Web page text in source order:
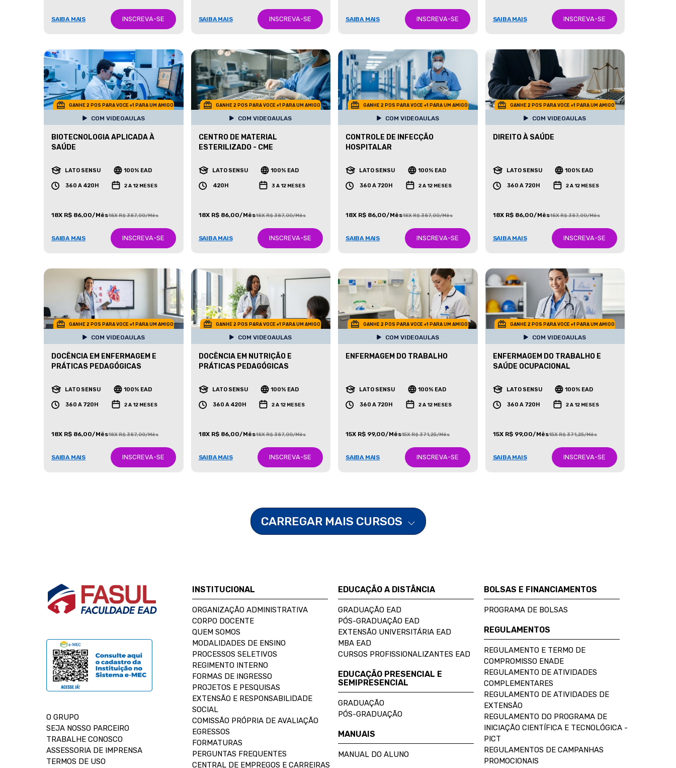
SAIBA MAIS INSCREVA-SE SAIBA MAIS INSCREVA-SE SAIBA MAIS INSCREVA-SE SAIBA MAIS INSCREVA-SE
GANHE 2 POS PARA VOCE +1 PARA UM AMIGO
COM VIDEOAULAS
BIOTECNOLOGIA APLICADA À
SAÚDE
LATO SENSU 100% EAD
360 A 420H 2 A 12 MESES
18X R$ 86,00/Mês18X R$ 387,00/Mês
SAIBA MAIS INSCREVA-SE
GANHE 2 POS PARA VOCE +1 PARA UM AMIGO
COM VIDEOAULAS
CENTRO DE MATERIAL
ESTERILIZADO - CME
LATO SENSU 100% EAD
420H 3 A 12 MESES
18X R$ 86,00/Mês18X R$ 387,00/Mês
SAIBA MAIS INSCREVA-SE
GANHE 2 POS PARA VOCE +1 PARA UM AMIGO
COM VIDEOAULAS
CONTROLE DE INFECÇÃO
HOSPITALAR
LATO SENSU 100% EAD
360 A 720H 2 A 12 MESES
18X R$ 86,00/Mês18X R$ 387,00/Mês
SAIBA MAIS INSCREVA-SE
GANHE 2 POS PARA VOCE +1 PARA UM AMIGO
COM VIDEOAULAS
DIREITO À SAÚDE
LATO SENSU 100% EAD
360 A 720H 2 A 12 MESES
18X R$ 86,00/Mês18X R$ 387,00/Mês
SAIBA MAIS INSCREVA-SE
GANHE 2 POS PARA VOCE +1 PARA UM AMIGO
COM VIDEOAULAS
DOCÊNCIA EM ENFERMAGEM E
PRÁTICAS PEDAGÓGICAS
LATO SENSU 100% EAD
360 A 720H 2 A 12 MESES
18X R$ 86,00/Mês18X R$ 387,00/Mês
SAIBA MAIS INSCREVA-SE
GANHE 2 POS PARA VOCE +1 PARA UM AMIGO
COM VIDEOAULAS
DOCÊNCIA EM NUTRIÇÃO E
PRÁTICAS PEDAGÓGICAS
LATO SENSU 100% EAD
360 A 420H 2 A 12 MESES
18X R$ 86,00/Mês18X R$ 387,00/Mês
SAIBA MAIS INSCREVA-SE
GANHE 2 POS PARA VOCE +1 PARA UM AMIGO
COM VIDEOAULAS
ENFERMAGEM DO TRABALHO
LATO SENSU 100% EAD
360 A 720H 2 A 12 MESES
15X R$ 99,00/Mês15X R$ 371,25/Mês
SAIBA MAIS INSCREVA-SE
GANHE 2 POS PARA VOCE +1 PARA UM AMIGO
COM VIDEOAULAS
ENFERMAGEM DO TRABALHO E
SAÚDE OCUPACIONAL
LATO SENSU 100% EAD
360 A 720H 2 A 12 MESES
15X R$ 99,00/Mês15X R$ 371,25/Mês
SAIBA MAIS INSCREVA-SE
CARREGAR MAIS CURSOS
O GRUPO
SEJA NOSSO PARCEIRO
TRABALHE CONOSCO
ASSESSORIA DE IMPRENSA
TERMOS DE USO
INSTITUCIONAL
ORGANIZAÇÃO ADMINISTRATIVA
CORPO DOCENTE
QUEM SOMOS
MODALIDADES DE ENSINO
PROCESSOS SELETIVOS
REGIMENTO INTERNO
FORMAS DE INGRESSO
PROJETOS E PESQUISAS
EXTENSÃO E RESPONSABILIDADE
SOCIAL
COMISSÃO PRÓPRIA DE AVALIAÇÃO
EGRESSOS
FORMATURAS
PERGUNTAS FREQUENTES
CENTRAL DE EMPREGOS E CARREIRAS
EDUCAÇÃO A DISTÂNCIA
GRADUAÇÃO EAD
PÓS-GRADUAÇÃO EAD
EXTENSÃO UNIVERSITÁRIA EAD
MBA EAD
CURSOS PROFISSIONALIZANTES EAD
EDUCAÇÃO PRESENCIAL E
SEMIPRESENCIAL
GRADUAÇÃO
PÓS-GRADUAÇÃO
MANUAIS
MANUAL DO ALUNO
BOLSAS E FINANCIAMENTOS
PROGRAMA DE BOLSAS
REGULAMENTOS
REGULAMENTO E TERMO DE
COMPROMISSO ENADE
REGULAMENTO DE ATIVIDADES
COMPLEMENTARES
REGULAMENTO DE ATIVIDADES DE
EXTENSÃO
REGULAMENTO DO PROGRAMA DE
INICIAÇÃO CIENTÍFICA E TECNOLÓGICA -
PICT
REGULAMENTOS DE CAMPANHAS
PROMOCIONAIS